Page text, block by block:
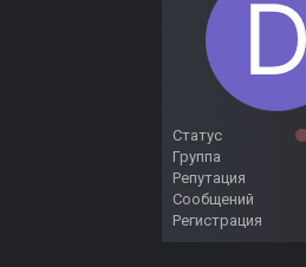
Статус
Группа
Репутация
Сообщений
Регистрация